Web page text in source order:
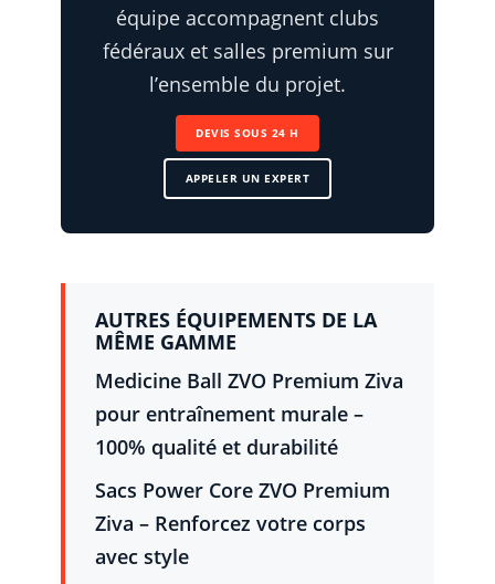
équipe accompagnent clubs
fédéraux et salles premium sur
l’ensemble du projet.
DEVIS SOUS 24 H
APPELER UN EXPERT
AUTRES ÉQUIPEMENTS DE LA
MÊME GAMME
Medicine Ball ZVO Premium Ziva
pour entraînement murale –
100% qualité et durabilité
Sacs Power Core ZVO Premium
Ziva – Renforcez votre corps
avec style